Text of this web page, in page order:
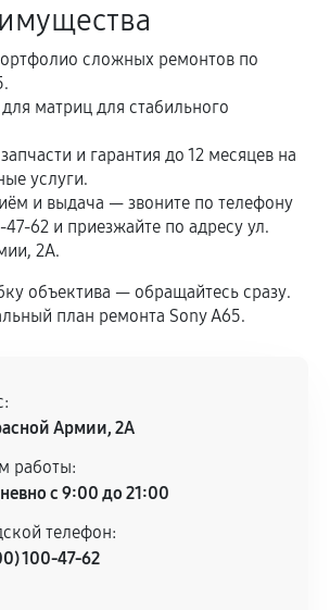
износ деталей, если иное не
отдельно.
окончания гарантийного
сбои, если это не указано в
куплены
или частично, если
условия:
параметрам и не имеют внешних
выполнена нашим сервисным
сложных ремонтов по
матриц для стабильного
и гарантия до 12 месяцев на
услуги.
и выдача — звоните по телефону
62 и приезжайте по адресу ул.
2А.
объектива — обращайтесь сразу.
план ремонта Sony A65.
Армии, 2А
работы:
с 9:00 до 21:00
телефон:
100-47-62